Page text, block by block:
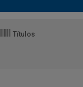
Títulos